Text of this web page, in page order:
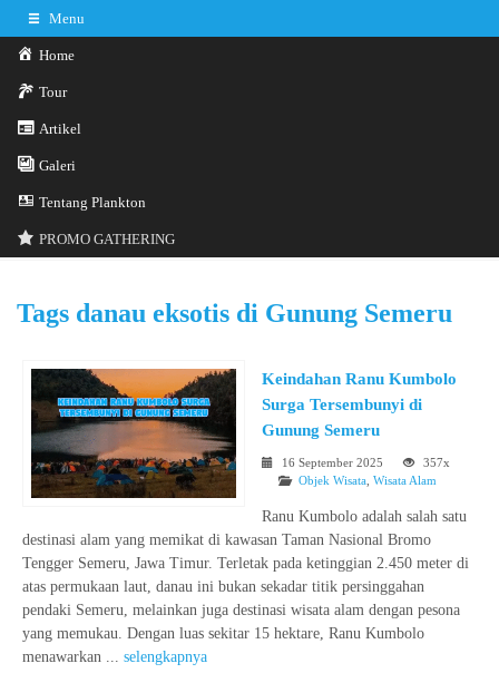
Menu
Home
Tour
Artikel
Galeri
Tentang Plankton
PROMO GATHERING
Tags danau eksotis di Gunung Semeru
Keindahan Ranu Kumbolo
Surga Tersembunyi di
Gunung Semeru
16 September 2025
357x
Objek Wisata Wisata Alam
Ranu Kumbolo adalah salah satu
destinasi alam yang memikat di kawasan Taman Nasional Bromo
Tengger Semeru, Jawa Timur. Terletak pada ketinggian 2.450 meter di
atas permukaan laut, danau ini bukan sekadar titik persinggahan
pendaki Semeru, melainkan juga destinasi wisata alam dengan pesona
yang memukau. Dengan luas sekitar 15 hektare, Ranu Kumbolo
menawarkan ... selengkapnya